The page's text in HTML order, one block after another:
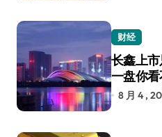
财经
长鑫上
一盘你
8 月 4 ,